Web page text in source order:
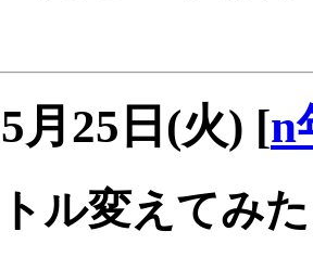
月25日(火) [n
ル変えてみ